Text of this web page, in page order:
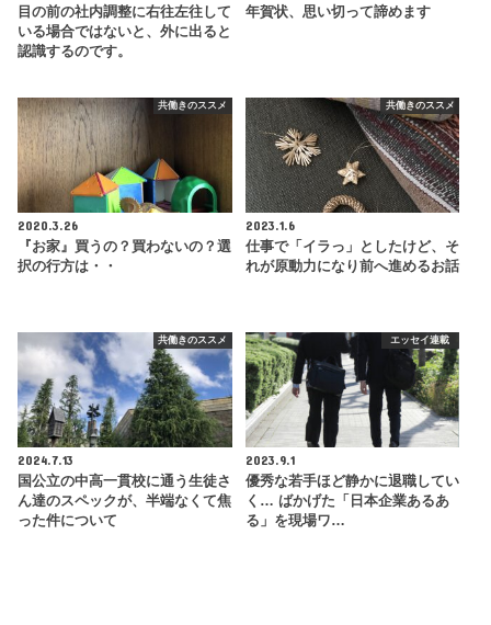
目の前の社内調整に右往左往して
いる場合ではないと、外に出ると
認識するのです。
年賀状、思い切って諦めます
共働きのススメ
2020.3.26
『お家』買うの？買わないの？選
択の行方は・・
共働きのススメ
2023.1.6
仕事で「イラっ」としたけど、そ
れが原動力になり前へ進めるお話
共働きのススメ
2024.7.13
国公立の中高一貫校に通う生徒さ
ん達のスペックが、半端なくて焦
った件について
エッセイ連載
2023.9.1
優秀な若手ほど静かに退職してい
く… ばかげた「日本企業あるあ
る」を現場ワ…